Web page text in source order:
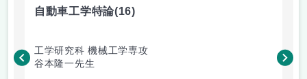
自動車工学特論(16)
工学研究科 機械工学専攻
谷本隆一先生
松